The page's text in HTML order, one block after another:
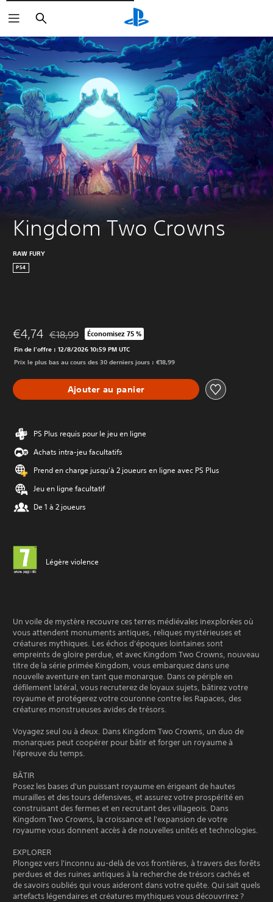
Rechercher
Kingdom Two Crowns
RAW FURY
PS4
€4,74 Remise par rapport au prix d'origine de €18,99
€18,99 Économisez 75 %
Fin de l'offre : 12/8/2026 10:59 PM UTC
Prix le plus bas au cours des 30 derniers jours : €18,99
Ajouter au panier
PS Plus requis pour le jeu en ligne
Achats intra-jeu facultatifs
Prend en charge jusqu'à 2 joueurs en ligne avec PS Plus
Jeu en ligne facultatif
De 1 à 2 joueurs
Légère violence
Un voile de mystère recouvre ces terres médiévales inexplorées où
vous attendent monuments antiques, reliques mystérieuses et
créatures mythiques. Les échos d'époques lointaines sont
empreints de gloire perdue, et avec Kingdom Two Crowns, nouveau
titre de la série primée Kingdom, vous embarquez dans une
nouvelle aventure en tant que monarque. Dans ce périple en
défilement latéral, vous recruterez de loyaux sujets, bâtirez votre
royaume et protégerez votre couronne contre les Rapaces, des
créatures monstrueuses avides de trésors.
Voyagez seul ou à deux. Dans Kingdom Two Crowns, un duo de
monarques peut coopérer pour bâtir et forger un royaume à
l'épreuve du temps.
BÂTIR
Posez les bases d'un puissant royaume en érigeant de hautes
murailles et des tours défensives, et assurez votre prospérité en
construisant des fermes et en recrutant des villageois. Dans
Kingdom Two Crowns, la croissance et l'expansion de votre
royaume vous donnent accès à de nouvelles unités et technologies.
EXPLORER
Plongez vers l'inconnu au-delà de vos frontières, à travers des forêts
perdues et des ruines antiques à la recherche de trésors cachés et
de savoirs oubliés qui vous aideront dans votre quête. Qui sait quels
artefacts légendaires et créatures mythiques vous découvrirez ?